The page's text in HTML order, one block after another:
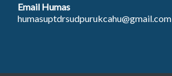
Email Humas
humasuptdrsudpurukcahu@gmail.com